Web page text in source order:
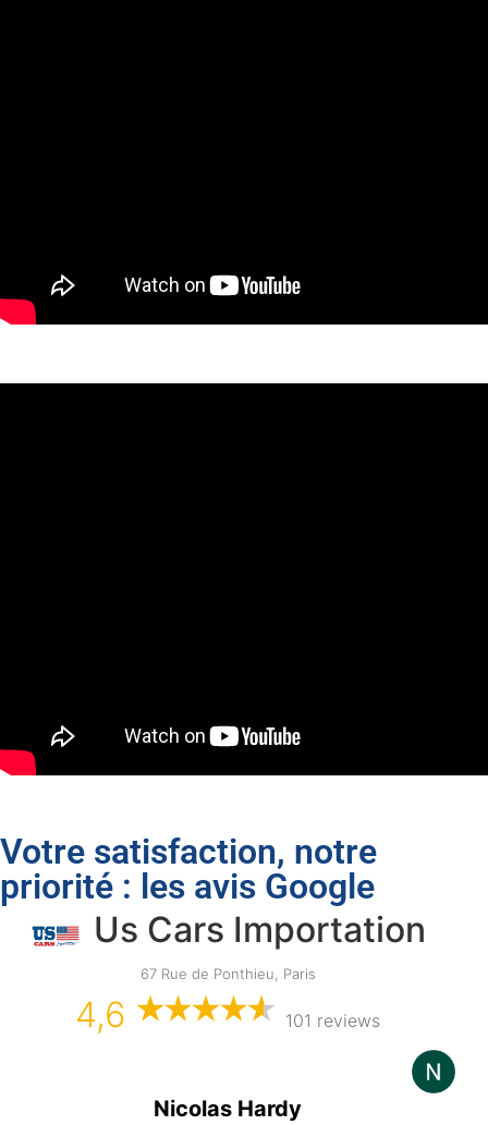
Votre satisfaction, notre
priorité : les avis Google
Us Cars Importation
67 Rue de Ponthieu, Paris
4,6 101 reviews
Nicolas Hardy